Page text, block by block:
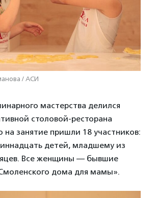
/ АСИ
мастерства делился
столовой-ресторана
на занятие пришли 18 участников:
детей, младшему из
Все женщины — бывшие
дома для мамы».